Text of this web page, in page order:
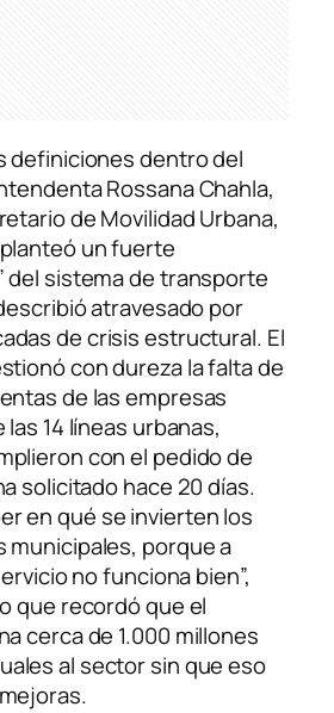
definiciones dentro del
Rossana Chahla,
de Movilidad Urbana,
un fuerte
del sistema de transporte
atravesado por
de crisis estructural. El
con dureza la falta de
de las empresas
14 líneas urbanas,
con el pedido de
solicitado hace 20 días.
en qué se invierten los
municipales, porque a
no funciona bien”,
que recordó que el
cerca de 1.000 millones
al sector sin que eso